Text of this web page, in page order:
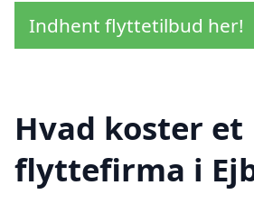
Indhent flyttetilbud her!
Hvad koster et
flyttefirma i